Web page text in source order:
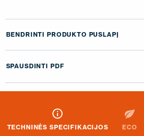
BENDRINTI PRODUKTO PUSLAPĮ
SPAUSDINTI PDF
TECHNINĖS SPECIFIKACIJOS ECO